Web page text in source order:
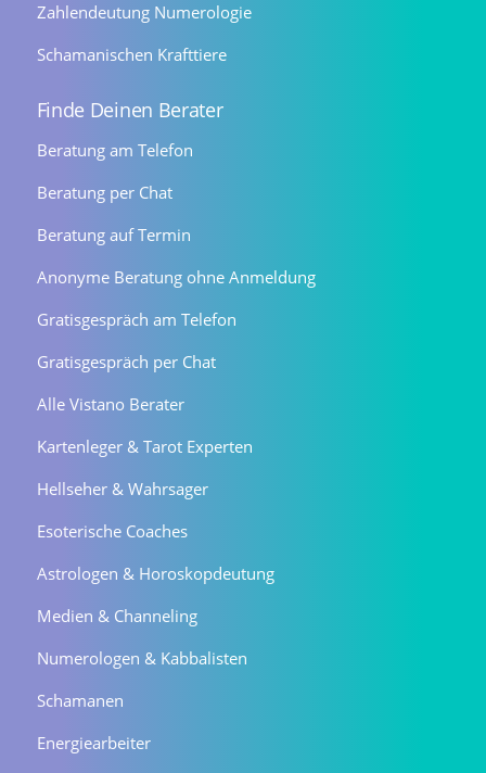
Zahlendeutung Numerologie
Schamanischen Krafttiere
Finde Deinen Berater
Beratung am Telefon
Beratung per Chat
Beratung auf Termin
Anonyme Beratung ohne Anmeldung
Gratisgespräch am Telefon
Gratisgespräch per Chat
Alle Vistano Berater
Kartenleger & Tarot Experten
Hellseher & Wahrsager
Esoterische Coaches
Astrologen & Horoskopdeutung
Medien & Channeling
Numerologen & Kabbalisten
Schamanen
Energiearbeiter